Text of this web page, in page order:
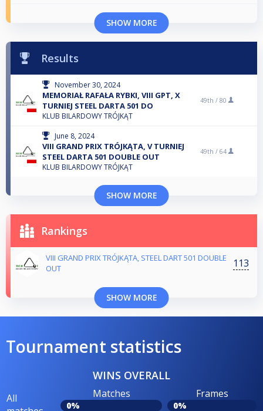
SHOW MORE
Results
November 30, 2024
MEMORIAŁ RAFAŁA RYBKI, VIII GPT, X
TURNIEJ STEEL DARTA 501 DO
KLUB BILARDOWY TRÓJKĄT
49th / 80
June 8, 2024
VIII GRAND PRIX TRÓJKĄTA, V TURNIEJ
STEEL DARTA 501 DOUBLE OUT
KLUB BILARDOWY TRÓJKĄT
49th / 64
SHOW MORE
Rankings
VIII GRAND PRIX TRÓJKĄTA, STEEL DART 501 DOUBLE
OUT
113
SHOW MORE
Tournament statistics
WINS OVERALL
All
Matches
0%
Frames
0%